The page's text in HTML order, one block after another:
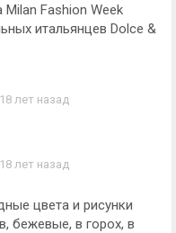
Fashion Week
итальянцев Dolce &
18 лет назад
18 лет назад
цвета и рисунки
бежевые, в горох, в